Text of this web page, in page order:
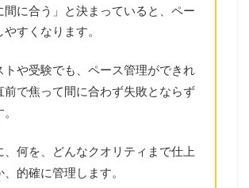
間に合う」と決まっていると、ペー
すくなります。
トや受験でも、ペース管理ができれ
前で焦って間に合わず失敗とならず
、何を、どんなクオリティまで仕上
的確に管理します。